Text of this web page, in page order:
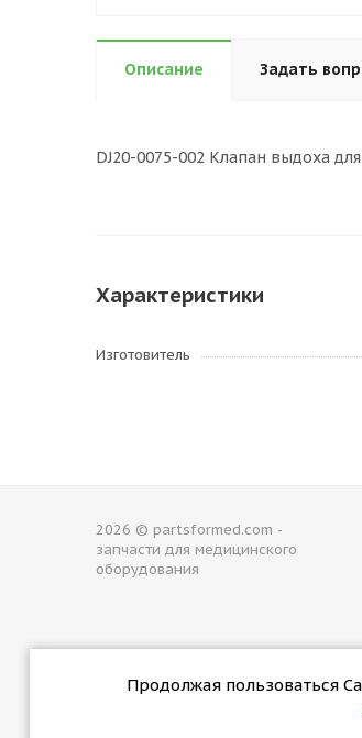
Продолжая пользоваться
Описание Задать
DJ20-0075-002 Клапан выдоха
Характеристики
Изготовитель
2026 © partsformed.com -
запчасти для медицинского
оборудования